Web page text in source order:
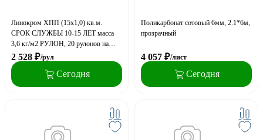
Линокром ХПП (15х1,0) кв.м.
СРОК СЛУЖБЫ 10-15 ЛЕТ масса
3,6 кг/м2 РУЛОН, 20 рулонов на
поддоне 18 паллет в фуре
2 528 ₽/рул
Сегодня
Поликарбонат сотовый 6мм, 2.1*6м,
прозрачный
4 057 ₽/лист
Сегодня